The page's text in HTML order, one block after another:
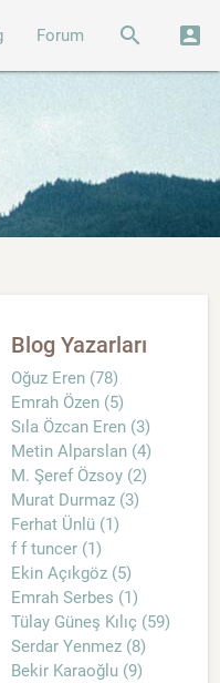
Forum search account_box
Blog Yazarları
Oğuz Eren (78)
Emrah Özen (5)
Sıla Özcan Eren (3)
Metin Alparslan (4)
M. Şeref Özsoy (2)
Murat Durmaz (3)
Ferhat Ünlü (1)
f f tuncer (1)
Ekin Açıkgöz (5)
Emrah Serbes (1)
Tülay Güneş Kılıç (59)
Serdar Yenmez (8)
Bekir Karaoğlu (9)